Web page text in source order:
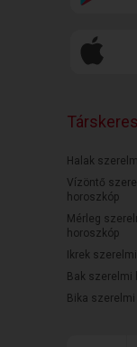
Halak
Vízöntő
horoszkóp
Mérleg
horoszkóp
Ikrek
Bak szerelmi
Bika